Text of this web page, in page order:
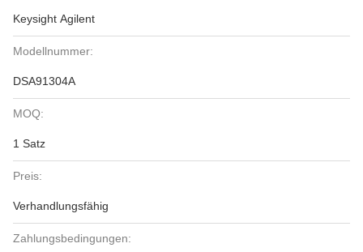
Keysight Agilent
Modellnummer:
DSA91304A
MOQ:
1 Satz
Preis:
Verhandlungsfähig
Zahlungsbedingungen: